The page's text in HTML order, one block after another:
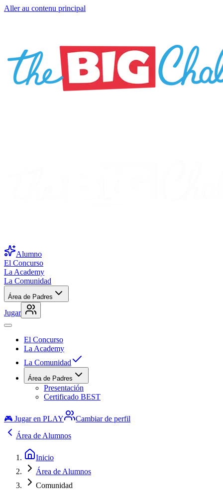
Aller au contenu principal
Alumno
El Concurso
La Academy
La Comunidad
Área de Padres
Jugar
El Concurso
La Academy
La Comunidad
Área de Padres
Presentación
Certificado BEST
🎮 Jugar en PLAY
Cambiar de perfil
Área de Alumnos
Inicio
Área de Alumnos
Comunidad